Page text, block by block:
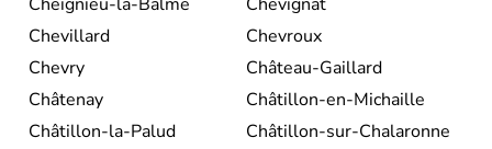
Chevillard
Chevroux
Chevry
Château-Gaillard
Châtenay
Châtillon-en-Michaille
Châtillon-la-Palud
Châtillon-sur-Chalaronne